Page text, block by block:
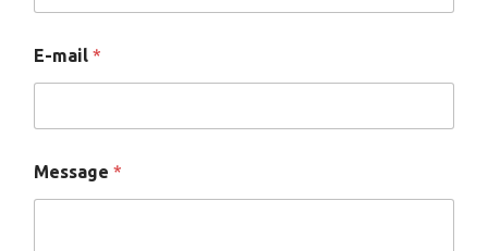
E-mail *
Message *